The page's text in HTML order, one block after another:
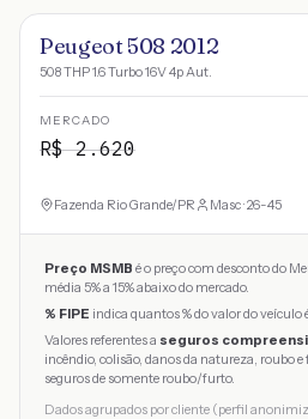
Peugeot 508 2012
508 THP 1.6 Turbo 16V 4p Aut.
MERCADO
R$2.620
Fazenda Rio Grande/PR Masc · 26-45
Preço MSMB é o preço com desconto do
média 5% a 15% abaixo do mercado.
% FIPE indica quantos % do valor do veículo
Valores referentes a seguros
incêndio, colisão, danos da natureza, roubo
seguros de somente roubo/furto.
Dados agrupados por cliente (perfil